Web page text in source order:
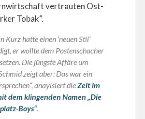
vertrauten Ost-
Tobak“.
Kurz hatte einen ’neuen Stil‘
er wollte dem Postenschacher
Die jüngste Affäre um
zeigt aber: Das war ein
anaylsiert dieZeitim
dem klingenden Namen „Die
Boys“.